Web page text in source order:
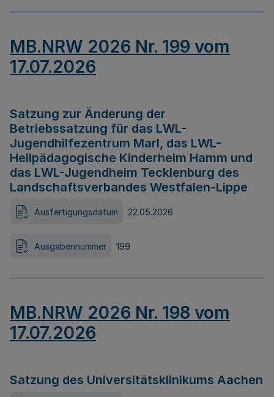
MB.NRW 2026 Nr. 199 vom
17.07.2026
Satzung zur Änderung der
Betriebssatzung für das LWL-
Jugendhilfezentrum Marl, das LWL-
Heilpädagogische Kinderheim Hamm und
das LWL-Jugendheim Tecklenburg des
Landschaftsverbandes Westfalen-Lippe
Ausfertigungsdatum 22.05.2026
Ausgabennummer 199
MB.NRW 2026 Nr. 198 vom
17.07.2026
Satzung des Universitätsklinikums Aachen